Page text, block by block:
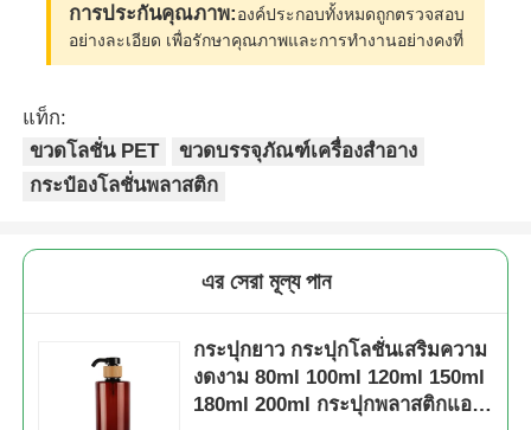
กระป๋องม้วนเครื่องสําอาง
ขวดครีมเครื่องสำอาง
หมวกพลาสติก
ปั๊มล็อคซ้ายขวา
การประกันคุณภาพ:องค์ประกอบทั้งหมดถูกตรวจสอบ
อย่างละเอียด เพื่อรักษาคุณภาพและการทํางานอย่างคงที่
แท็ก:
ขวดโลชั่น PET
ขวดบรรจุภัณฑ์เครื่องสำอาง
กระป๋องโลชั่นพลาสติก
এর সেরা মূল্য পান
กระปุกยาว กระปุกโลชั่นเสริมความ
งดงาม 80ml 100ml 120ml 150ml
180ml 200ml กระปุกพลาสติกแอม